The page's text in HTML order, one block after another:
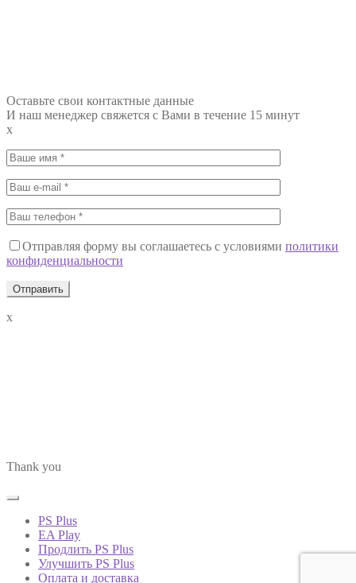
Оставьте свои контактные данные
И наш менеджер свяжется с Вами в течение 15 минут
x
Отправляя форму вы соглашаетесь с условиями политики
конфиденциальности
x
Thank you
PS Plus
EA Play
Продлить PS Plus
Улучшить PS Plus
Оплата и доставка